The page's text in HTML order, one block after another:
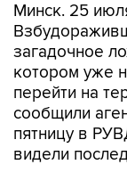
Минск. 25
загадочное
котором уже
перейти на
сообщили
пятницу в
видели